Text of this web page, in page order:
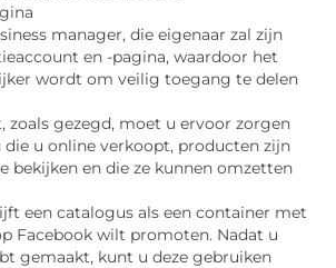
manager, die eigenaar zal zijn
en -pagina, waardoor het
wordt om veilig toegang te delen
zoals gezegd, moet u ervoor zorgen
u online verkoopt, producten zijn
bekijken en die ze kunnen omzetten
een catalogus als een container met
Facebook wilt promoten. Nadat u
gemaakt, kunt u deze gebruiken